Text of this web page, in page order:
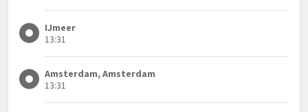
IJmeer
13:31
Amsterdam, Amsterdam
13:31